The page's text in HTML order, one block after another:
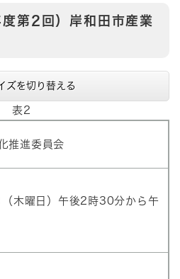
第2回）岸和田市産業
ズを切り替える
推進委員会
木曜日）午後2時30分から午
表2